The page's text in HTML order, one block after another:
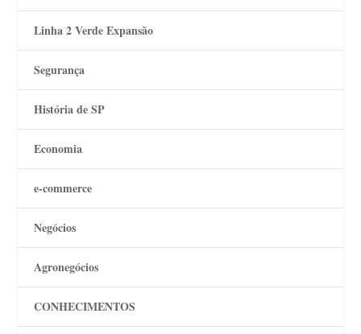
Linha 2 Verde Expansão
Segurança
História de SP
Economia
e-commerce
Negócios
Agronegócios
CONHECIMENTOS